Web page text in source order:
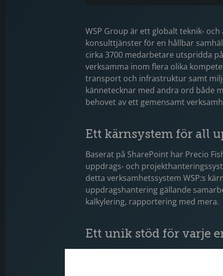
WSP Group är ett globalt teknik-
konsulttjänster för en hållbar
cirka 3700 medarbetare utspridda
verksamma inom flera olika
transport och infrastruktur samt
kännetecknar med andra ord både
behovet av ett gemensamt
Ett kärnsystem för all
Baserat på SharePoint har Precio
uppdrags- och
detta verksamhetssystem WSP:s
uppdragshantering gällande
kalkylering, rapportering med mera.
Ett unik stöd för varje